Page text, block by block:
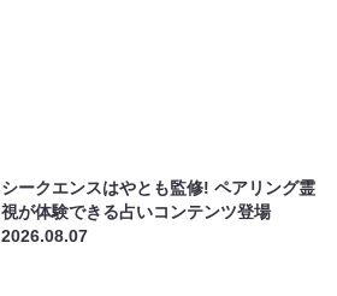
シークエンスはやとも監修! ペアリング霊
視が体験できる占いコンテンツ登場
2026.08.07